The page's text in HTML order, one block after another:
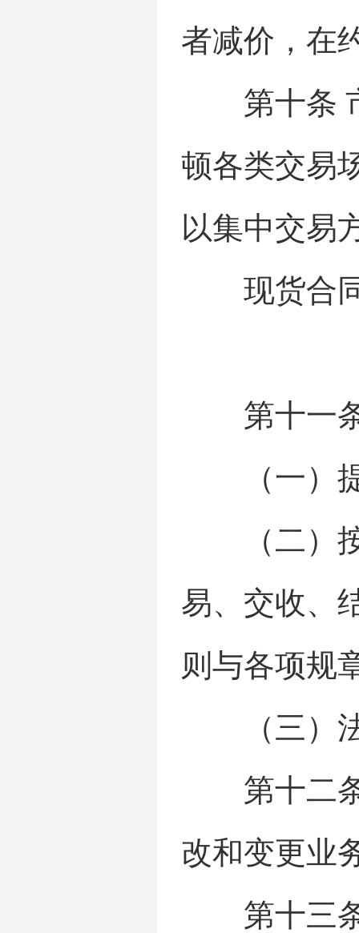
者减价，在
第十条 市
顿各类交易
以集中交易
现货合同
第十一条
（一）提
（二）按
易、交收、
则与各项规
（三）法
第十二条
改和变更业
第十三条